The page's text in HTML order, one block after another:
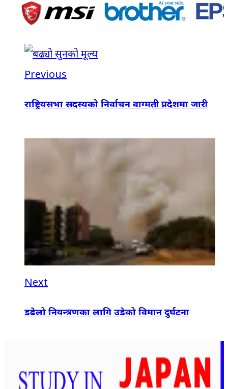
Previous
राष्ट्रियसभा सदस्यको निर्वाचन वाग्मती प्रदेशमा जारी
Next
डढेलो नियन्त्रणका लागि उडेको विमान दुर्घटना